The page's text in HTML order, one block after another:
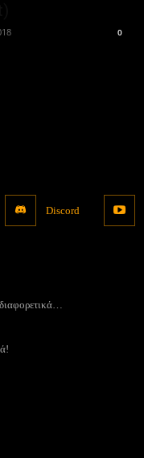
0
Discord